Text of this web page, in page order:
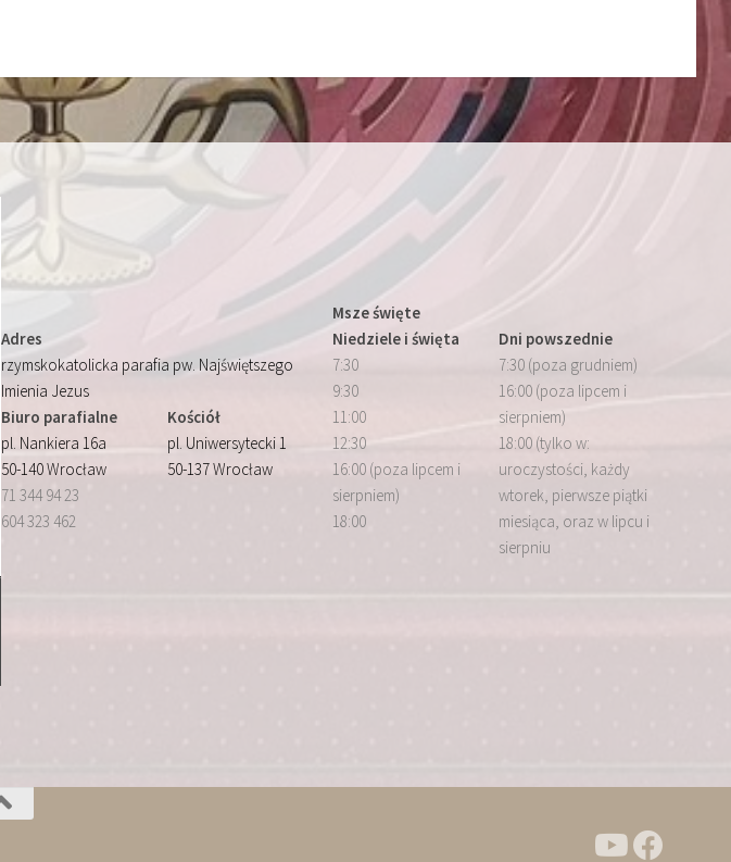
Adres
rzymskokatolicka parafia pw. Najświętszego
Imienia Jezus
Biuro parafialne
pl. Nankiera 16a
50-140 Wrocław
71 344 94 23
604 323 462
Kościół
pl. Uniwersytecki 1
50-137 Wrocław
Msze święte
Niedziele i święta
7:30
9:30
11:00
12:30
16:00 (poza lipcem i
sierpniem)
18:00
Dni powszednie
7:30 (poza grudniem)
16:00 (poza lipcem i
sierpniem)
18:00 (tylko w:
uroczystości, każdy
wtorek, pierwsze piątki
miesiąca, oraz w lipcu i
sierpniu